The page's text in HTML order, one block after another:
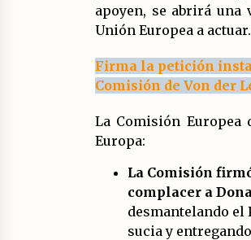
apoyen, se abrirá
Unión Europea a actuar.
Firma la petición
Comisión de Von der
La Comisión Europea
Europa:
La Comisión
complacer a
desmantelando el
sucia y